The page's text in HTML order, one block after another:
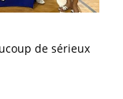
de sérieux